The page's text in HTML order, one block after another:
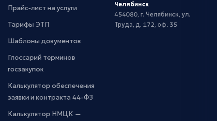
Прайс-лист на услуги
Тарифы ЭТП
Шаблоны документов
Глоссарий терминов
госзакупок
Калькулятор обеспечения
заявки и контракта 44-ФЗ
Калькулятор НМЦК —
Челябинск
454080, г. Челябинск, ул.
Труда, д. 172, оф. 35